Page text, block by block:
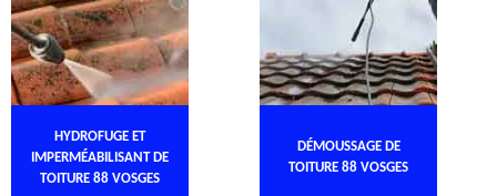
HYDROFUGE ET
IMPERMÉABILISANT DE
TOITURE 88 VOSGES
DÉMOUSSAGE DE
TOITURE 88 VOSGES